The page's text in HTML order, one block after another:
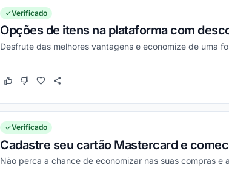
Verificado
Opções de itens na plataforma com
Desfrute das melhores vantagens e economize de uma
Este cupom funcionou
Este cupom não funcionou
Verificado
Cadastre seu cartão Mastercard e
Não perca a chance de economizar nas suas compras e